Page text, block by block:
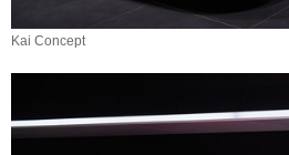
Kai Concept